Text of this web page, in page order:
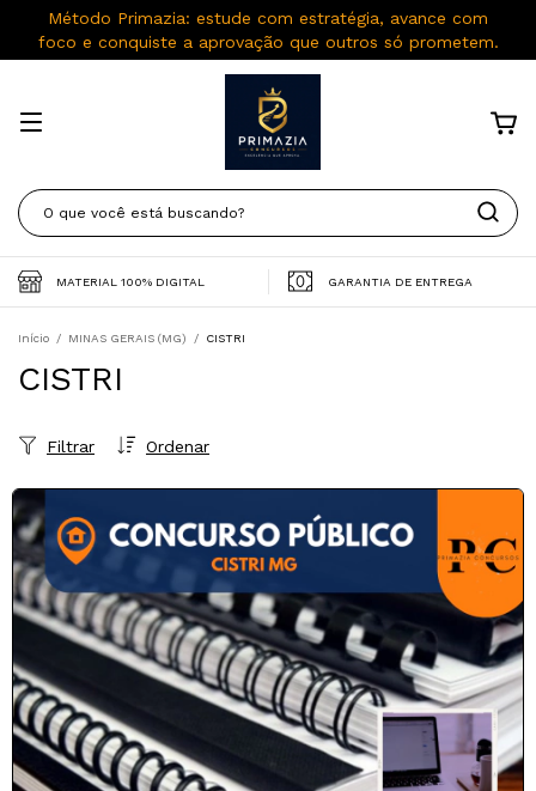
Método Primazia: estude com estratégia, avance com
foco e conquiste a aprovação que outros só prometem.
MATERIAL 100% DIGITAL GARANTIA DE ENTREGA
Início / MINAS GERAIS (MG) / CISTRI
CISTRI
Ordenar
Filtrar